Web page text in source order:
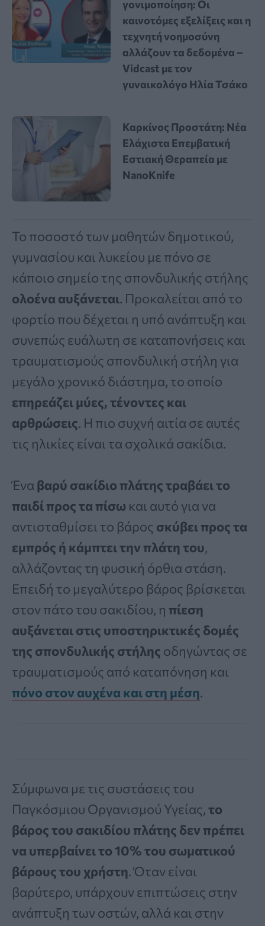
γονιμοποίηση: Οι
καινοτόμες εξελίξεις και η
τεχνητή νοημοσύνη
αλλάζουν τα δεδομένα –
Vidcast με τον
γυναικολόγο Ηλία Τσάκο
Καρκίνος Προστάτη: Νέα
Ελάχιστα Επεμβατική
Εστιακή Θεραπεία με
NanoKnife
Το ποσοστό των μαθητών δημοτικού,
γυμνασίου και λυκείου με πόνο σε
κάποιο σημείο της σπονδυλικής στήλης
ολοένα αυξάνεται. Προκαλείται από το
φορτίο που δέχεται η υπό ανάπτυξη και
συνεπώς ευάλωτη σε καταπονήσεις και
τραυματισμούς σπονδυλική στήλη για
μεγάλο χρονικό διάστημα, το οποίο
επηρεάζει μύες, τένοντες και
αρθρώσεις. Η πιο συχνή αιτία σε αυτές
τις ηλικίες είναι τα σχολικά σακίδια.
Ένα βαρύ σακίδιο πλάτης τραβάει το
παιδί προς τα πίσω και αυτό για να
αντισταθμίσει το βάρος σκύβει προς τα
εμπρός ή κάμπτει την πλάτη του,
αλλάζοντας τη φυσική όρθια στάση.
Επειδή το μεγαλύτερο βάρος βρίσκεται
στον πάτο του σακιδίου, η πίεση
αυξάνεται στις υποστηρικτικές δομές
της σπονδυλικής στήλης οδηγώντας σε
τραυματισμούς από καταπόνηση και
πόνο στον αυχένα και στη μέση.
Σύμφωνα με τις συστάσεις του
Παγκόσμιου Οργανισμού Υγείας,το
βάρος του σακιδίου πλάτης δεν πρέπει
να υπερβαίνει το 10% του σωματικού
βάρους του χρήστη. Όταν είναι
βαρύτερο, υπάρχουν επιπτώσεις στην
ανάπτυξη των οστών, αλλά και στην